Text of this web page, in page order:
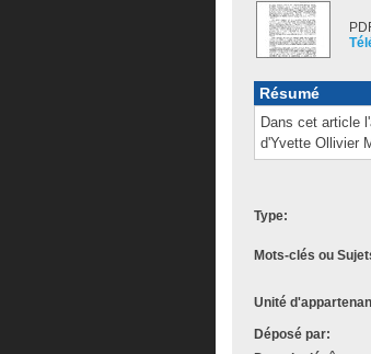
Résumé
Dans cet article
d'Yvette Ollivier
Type:
Mots-clés ou
Unité
Déposé par: